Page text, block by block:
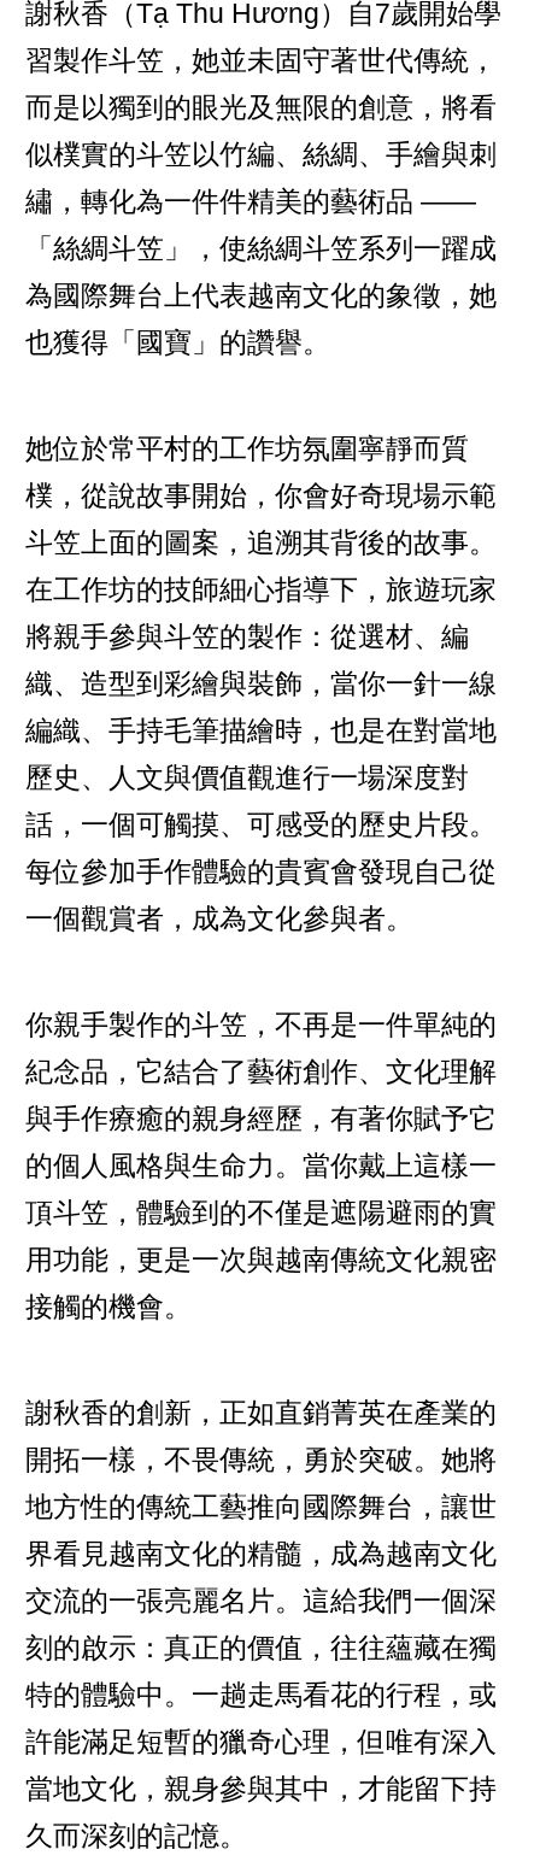
謝秋香（Tạ Thu Hương）自7歲開始學
習製作斗笠，她並未固守著世代傳統，
而是以獨到的眼光及無限的創意，將看
似樸實的斗笠以竹編、絲綢、手繪與刺
繡，轉化為一件件精美的藝術品 ——
「絲綢斗笠」，使絲綢斗笠系列一躍成
為國際舞台上代表越南文化的象徵，她
也獲得「國寶」的讚譽。
她位於常平村的工作坊氛圍寧靜而質
樸，從說故事開始，你會好奇現場示範
斗笠上面的圖案，追溯其背後的故事。
在工作坊的技師細心指導下，旅遊玩家
將親手參與斗笠的製作：從選材、編
織、造型到彩繪與裝飾，當你一針一線
編織、手持毛筆描繪時，也是在對當地
歷史、人文與價值觀進行一場深度對
話，一個可觸摸、可感受的歷史片段。
每位參加手作體驗的貴賓會發現自己從
一個觀賞者，成為文化參與者。
你親手製作的斗笠，不再是一件單純的
紀念品，它結合了藝術創作、文化理解
與手作療癒的親身經歷，有著你賦予它
的個人風格與生命力。當你戴上這樣一
頂斗笠，體驗到的不僅是遮陽避雨的實
用功能，更是一次與越南傳統文化親密
接觸的機會。
謝秋香的創新，正如直銷菁英在產業的
開拓一樣，不畏傳統，勇於突破。她將
地方性的傳統工藝推向國際舞台，讓世
界看見越南文化的精髓，成為越南文化
交流的一張亮麗名片。這給我們一個深
刻的啟示：真正的價值，往往蘊藏在獨
特的體驗中。一趟走馬看花的行程，或
許能滿足短暫的獵奇心理，但唯有深入
當地文化，親身參與其中，才能留下持
久而深刻的記憶。